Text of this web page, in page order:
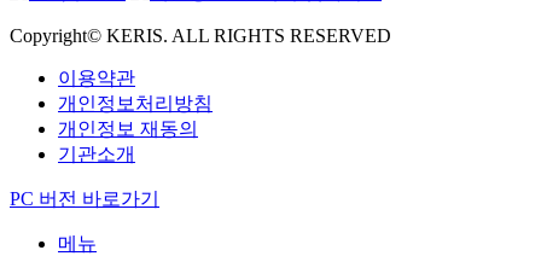
Copyright© KERIS. ALL RIGHTS RESERVED
이용약관
개인정보처리방침
개인정보 재동의
기관소개
PC 버전 바로가기
메뉴